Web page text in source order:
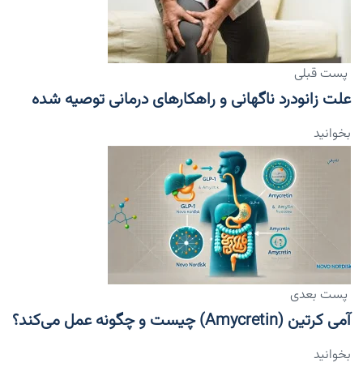
پست قبلی
علت زانودرد ناگهانی و راهکارهای درمانی توصیه شده
بخوانید
پست بعدی
آمی کرتین (Amycretin) چیست و چگونه عمل می‌کند؟
بخوانید